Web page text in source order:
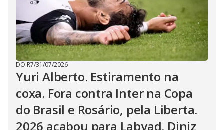
DO R7/31/07/2026
Yuri Alberto. Estiramento na
coxa. Fora contra Inter na Copa
do Brasil e Rosário, pela Liberta.
2026 acabou para Labyad. Diniz